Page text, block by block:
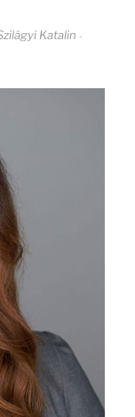
Katalin -